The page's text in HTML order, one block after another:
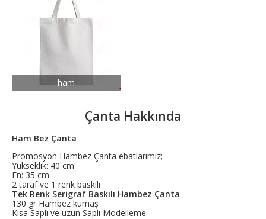
ham
Çanta Hakkında
Ham Bez Çanta
Promosyon Hambez Çanta ebatlarımız;
Yükseklik: 40 cm
En: 35 cm
2 taraf ve 1 renk baskılı
Tek Renk Serigraf Baskılı Hambez Çanta
130 gr Hambez kumaş
Kısa Saplı ve uzun Saplı Modelleme